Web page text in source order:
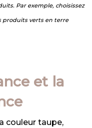
Par exemple, choisissez
produits verts en terre
et la
couleur taupe,